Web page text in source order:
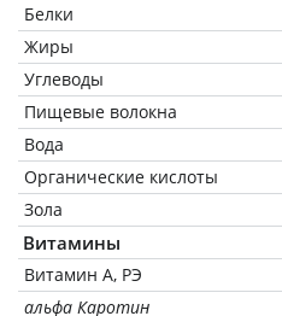
Белки
Жиры
Углеводы
Пищевые волокна
Вода
Органические кислоты
Зола
Витамины
Витамин А, РЭ
альфа Каротин